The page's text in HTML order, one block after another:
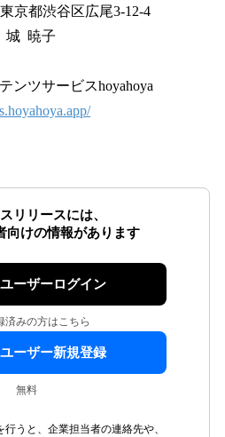
京都渋谷区広尾3-12-4
暁子
ンツサービスhoyahoya
リリースには、
向けの情報があります
ーザーログイン
済みの方はこちら
ーザー新規登録
無料
うと、企業担当者の連絡先や、